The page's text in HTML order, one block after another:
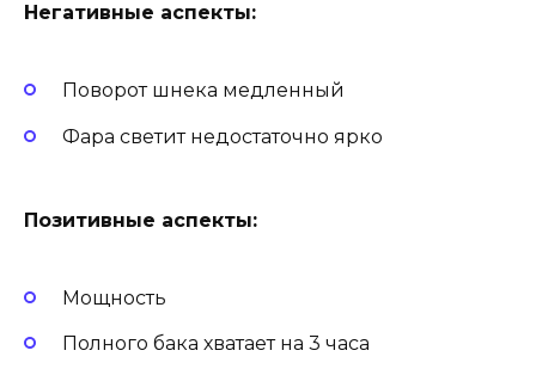
Негативные аспекты:
Поворот шнека медленный
Фара светит недостаточно ярко
Позитивные аспекты:
Мощность
Полного бака хватает на 3 часа